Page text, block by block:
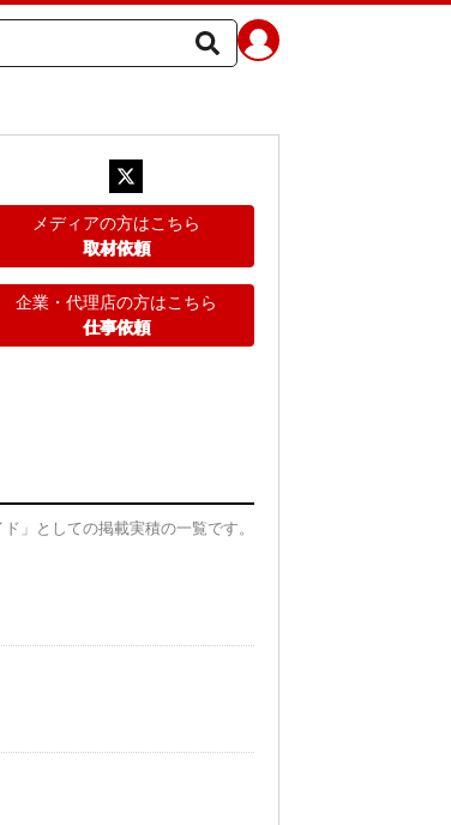
メディアの方はこちら
取材依頼
企業・代理店の方はこちら
仕事依頼
ド」としての掲載実積の一覧です。